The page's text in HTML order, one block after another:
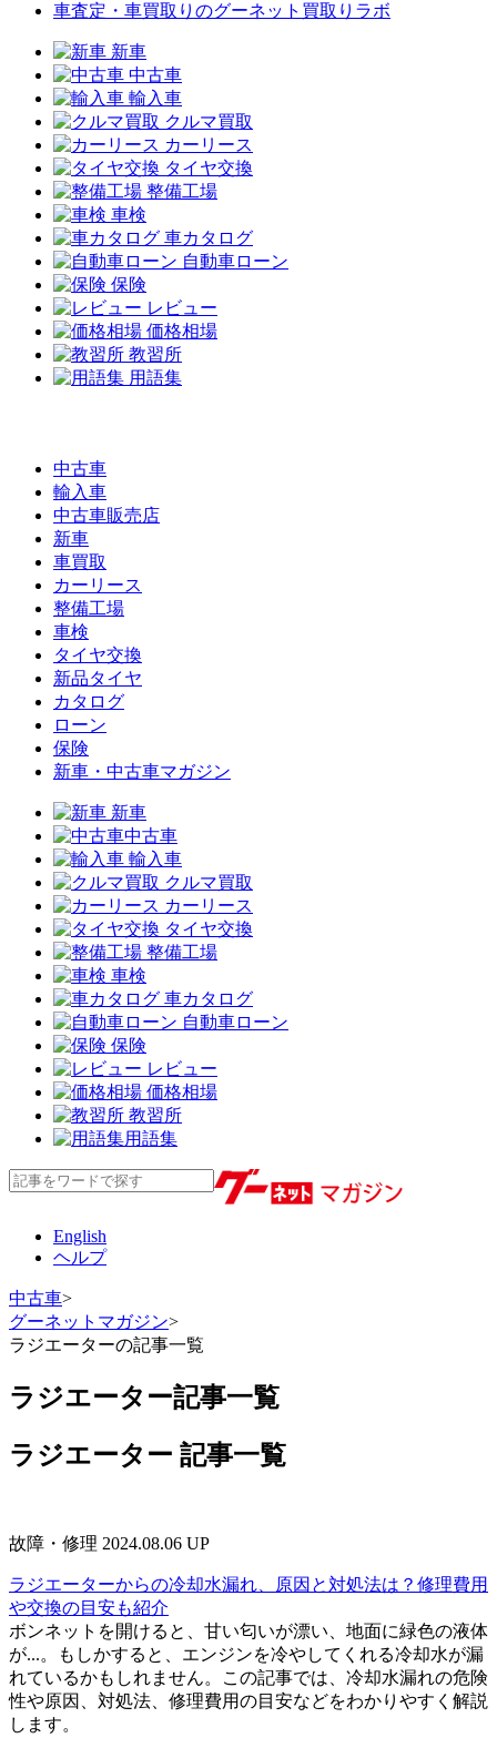
車査定・車買取りのグーネット買取りラボ
新車
中古車
輸入車
クルマ買取
カーリース
タイヤ交換
整備工場
車検
車カタログ
自動車ローン
保険
レビュー
価格相場
教習所
用語集
中古車
輸入車
中古車販売店
新車
車買取
カーリース
整備工場
車検
タイヤ交換
新品タイヤ
カタログ
ローン
保険
新車・中古車マガジン
新車
中古車
輸入車
クルマ買取
カーリース
タイヤ交換
整備工場
車検
車カタログ
自動車ローン
保険
レビュー
価格相場
教習所
用語集
English
ヘルプ
中古車>
グーネットマガジン>
ラジエーターの記事一覧
ラジエーター記事一覧
ラジエーター 記事一覧
故障・修理 2024.08.06 UP
ラジエーターからの冷却水漏れ、原因と対処法は？修理費用
や交換の目安も紹介
ボンネットを開けると、甘い匂いが漂い、地面に緑色の液体
が...。もしかすると、エンジンを冷やしてくれる冷却水が漏
れているかもしれません。この記事では、冷却水漏れの危険
性や原因、対処法、修理費用の目安などをわかりやすく解説
します。